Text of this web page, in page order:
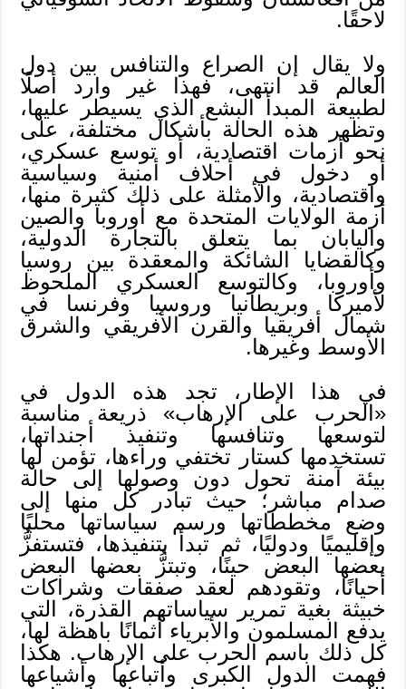
لاحقًا.
ولا يقال إن الصراع والتنافس بين دول
العالم قد انتهى، فهذا غير وارد أصلًا
لطبيعة المبدأ البشع الذي يسيطر عليها،
وتظهر هذه الحالة بأشكال مختلفة، على
نحو أزمات اقتصادية، أو توسع عسكري،
أو دخول في أحلاف أمنية وسياسية
واقتصادية، والأمثلة على ذلك كثيرة منها،
أزمة الولايات المتحدة مع أوروبا والصين
واليابان بما يتعلق بالتجارة الدولية،
وكالقضايا الشائكة والمعقدة بين روسيا
وأوروبا، وكالتوسع العسكري الملحوظ
لأميركا وبريطانيا وروسيا وفرنسا في
شمال أفريقيا والقرن الأفريقي والشرق
الأوسط وغيرها.
في هذا الإطار، تجد هذه الدول في
«الحرب على الإرهاب» ذريعة مناسبة
لتوسعها وتنافسها وتنفيذ أجنداتها،
تستخدمها كستار تختفي وراءها، تؤمن لها
بيئة آمنة تحول دون وصولها إلى حالة
صدام مباشر؛ حيث تبادر كل منها إلى
وضع مخططاتها ورسم سياساتها محليًا
وإقليميًا ودوليًا، ثم تبدأ بتنفيذها، فتستفزُّ
بعضها البعض حينًا، وتبتزُّ بعضها البعض
أحيانًا، وتقودهم لعقد صفقات وشراكات
خبيثة بغية تمرير سياساتهم القذرة، التي
يدفع المسلمون والأبرياء أثمانًا باهظة لها،
كل ذلك باسم الحرب على الإرهاب. هكذا
فهمت الدول الكبرى وأتباعها وأشياعها